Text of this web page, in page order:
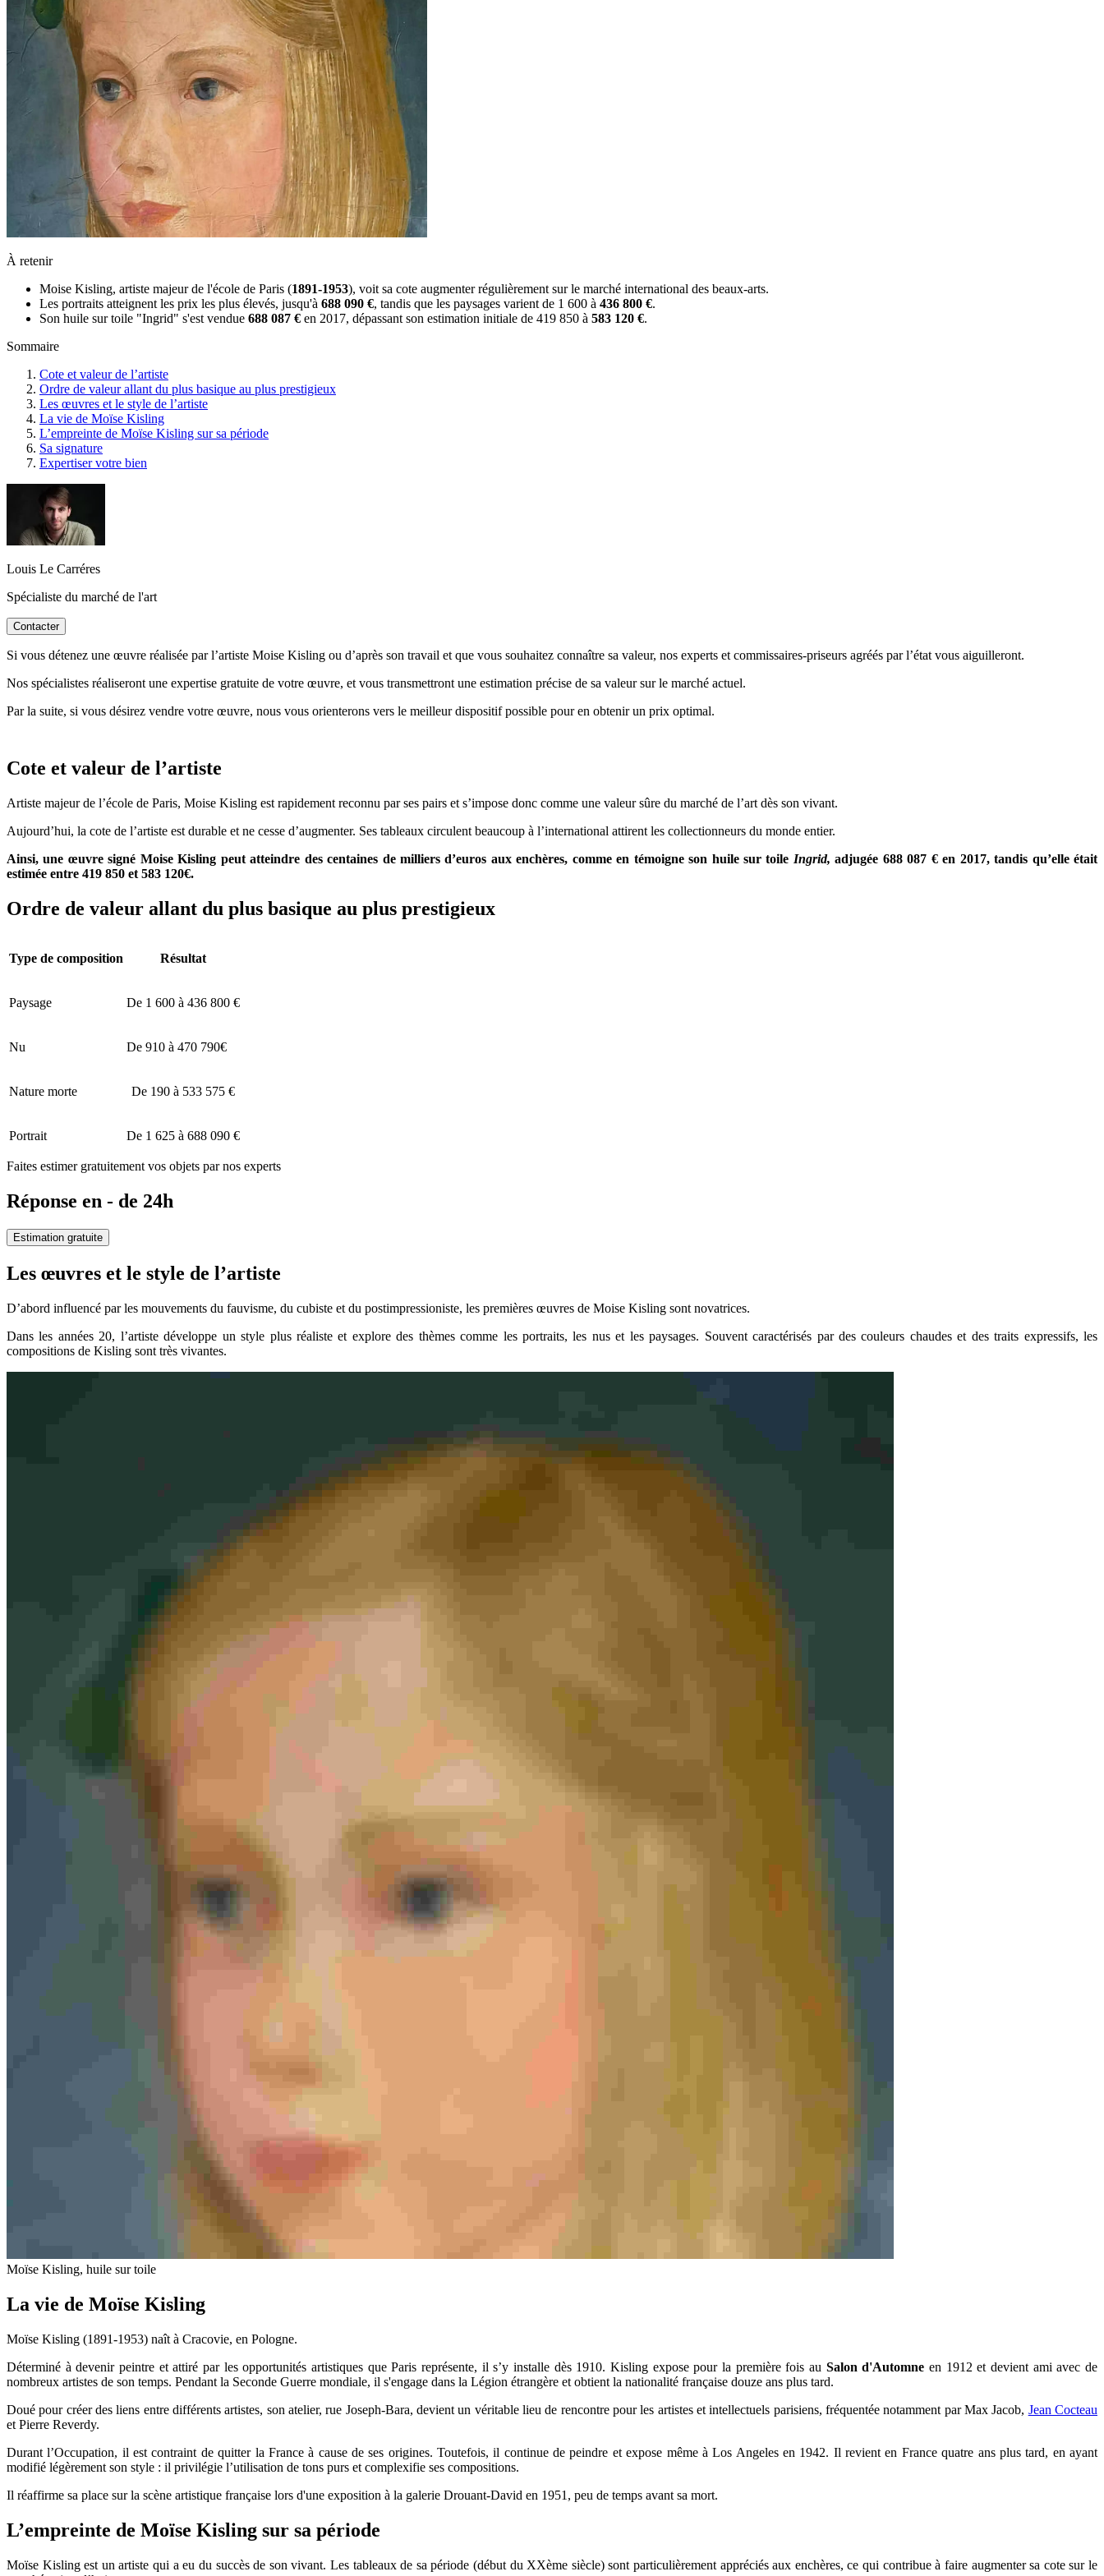
À retenir
Moise Kisling, artiste majeur de l'école de Paris (1891-1953), voit sa cote augmenter régulièrement sur le marché international des beaux-arts.
Les portraits atteignent les prix les plus élevés, jusqu'à 688 090 €, tandis que les paysages varient de 1 600 à 436 800 €.
Son huile sur toile "Ingrid" s'est vendue 688 087 € en 2017, dépassant son estimation initiale de 419 850 à 583 120 €.
Sommaire
Cote et valeur de l’artiste
Ordre de valeur allant du plus basique au plus prestigieux
Les œuvres et le style de l’artiste
La vie de Moïse Kisling
L’empreinte de Moïse Kisling sur sa période
Sa signature
Expertiser votre bien
Louis Le Carréres
Spécialiste du marché de l'art
Contacter
Si vous détenez une œuvre réalisée par l’artiste Moise Kisling ou d’après son travail et que vous souhaitez connaître sa valeur, nos experts et commissaires-priseurs agréés par l’état vous aiguilleront.
Nos spécialistes réaliseront une expertise gratuite de votre œuvre, et vous transmettront une estimation précise de sa valeur sur le marché actuel.
Par la suite, si vous désirez vendre votre œuvre, nous vous orienterons vers le meilleur dispositif possible pour en obtenir un prix optimal.
Cote et valeur de l’artiste
Artiste majeur de l’école de Paris, Moise Kisling est rapidement reconnu par ses pairs et s’impose donc comme une valeur sûre du marché de l’art dès son vivant.
Aujourd’hui, la cote de l’artiste est durable et ne cesse d’augmenter. Ses tableaux circulent beaucoup à l’international attirent les collectionneurs du monde entier.
Ainsi, une œuvre signé Moise Kisling peut atteindre des centaines de milliers d’euros aux enchères, comme en témoigne son huile sur toile Ingrid,adjugée 688 087 € en 2017, tandis qu’elle était
estimée entre 419 850 et 583 120€.
Ordre de valeur allant du plus basique au plus prestigieux
Type de composition Résultat
Paysage De 1 600 à 436 800 €
Nu De 910 à 470 790€
Nature morte De 190 à 533 575 €
Portrait De 1 625 à 688 090 €
Faites estimer gratuitement vos objets par nos experts
Réponse en - de 24h
Estimation gratuite
Les œuvres et le style de l’artiste
D’abord influencé par les mouvements du fauvisme, du cubiste et du postimpressioniste, les premières œuvres de Moise Kisling sont novatrices.
Dans les années 20, l’artiste développe un style plus réaliste et explore des thèmes comme les portraits, les nus et les paysages. Souvent caractérisés par des couleurs chaudes et des traits expressifs, les
compositions de Kisling sont très vivantes.
Moïse Kisling, huile sur toile
La vie de Moïse Kisling
Moïse Kisling (1891-1953) naît à Cracovie, en Pologne.
Déterminé à devenir peintre et attiré par les opportunités artistiques que Paris représente, il s’y installe dès 1910. Kisling expose pour la première fois au Salon d'Automne en 1912 et devient ami avec de
nombreux artistes de son temps. Pendant la Seconde Guerre mondiale, il s'engage dans la Légion étrangère et obtient la nationalité française douze ans plus tard.
Doué pour créer des liens entre différents artistes, son atelier, rue Joseph-Bara, devient un véritable lieu de rencontre pour les artistes et intellectuels parisiens, fréquentée notamment par Max Jacob, Jean Cocteau
et Pierre Reverdy.
Durant l’Occupation, il est contraint de quitter la France à cause de ses origines. Toutefois, il continue de peindre et expose même à Los Angeles en 1942. Il revient en France quatre ans plus tard, en ayant
modifié légèrement son style : il privilégie l’utilisation de tons purs et complexifie ses compositions.
Il réaffirme sa place sur la scène artistique française lors d'une exposition à la galerie Drouant-David en 1951, peu de temps avant sa mort.
L’empreinte de Moïse Kisling sur sa période
Moïse Kisling est un artiste qui a eu du succès de son vivant. Les tableaux de sa période (début du XXème siècle) sont particulièrement appréciés aux enchères, ce qui contribue à faire augmenter sa cote sur le